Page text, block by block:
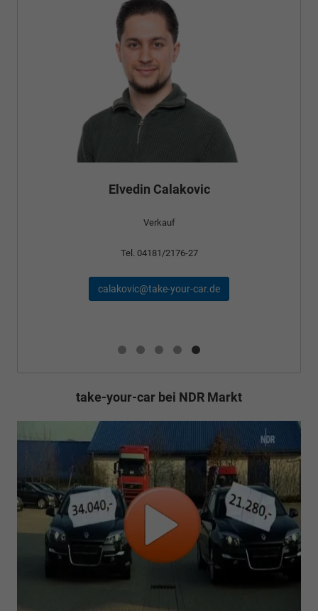
Elvedin Calakovic
Verkauf
Tel. 04181/2176-27
calakovic@take-your-car.de
take-your-car bei NDR Markt